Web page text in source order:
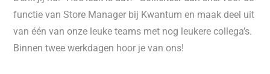
functie van Store Manager bij Kwantum en maak deel uit
van één van onze leuke teams met nog leukere collega’s.
Binnen twee werkdagen hoor je van ons!